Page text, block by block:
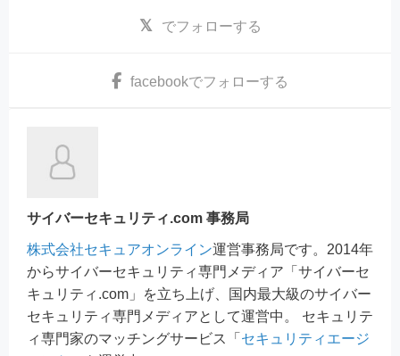
でフォローする
facebookでフォローする
サイバーセキュリティ.com 事務局
株式会社セキュアオンライン運営事務局です。2014年
からサイバーセキュリティ専門メディア「サイバーセ
キュリティ.com」を立ち上げ、国内最大級のサイバー
セキュリティ専門メディアとして運営中。 セキュリテ
ィ専門家のマッチングサービス「 セキュリティエージ